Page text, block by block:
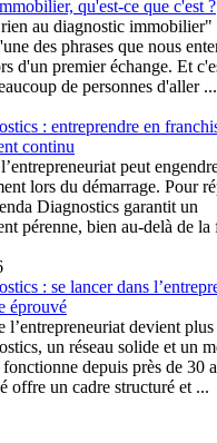
qu'est-ce que c'est ?
au diagnostic immobilier"
des phrases que nous
d'un premier échange. Et
de personnes d'aller ...
: entreprendre en
continu
peut
lors du démarrage. Pour
Diagnostics garantit un
pérenne, bien au-delà de la
: se lancer dans
éprouvé
l’entrepreneuriat devient
un réseau solide et un
depuis près de 30
offre un cadre structuré et ...